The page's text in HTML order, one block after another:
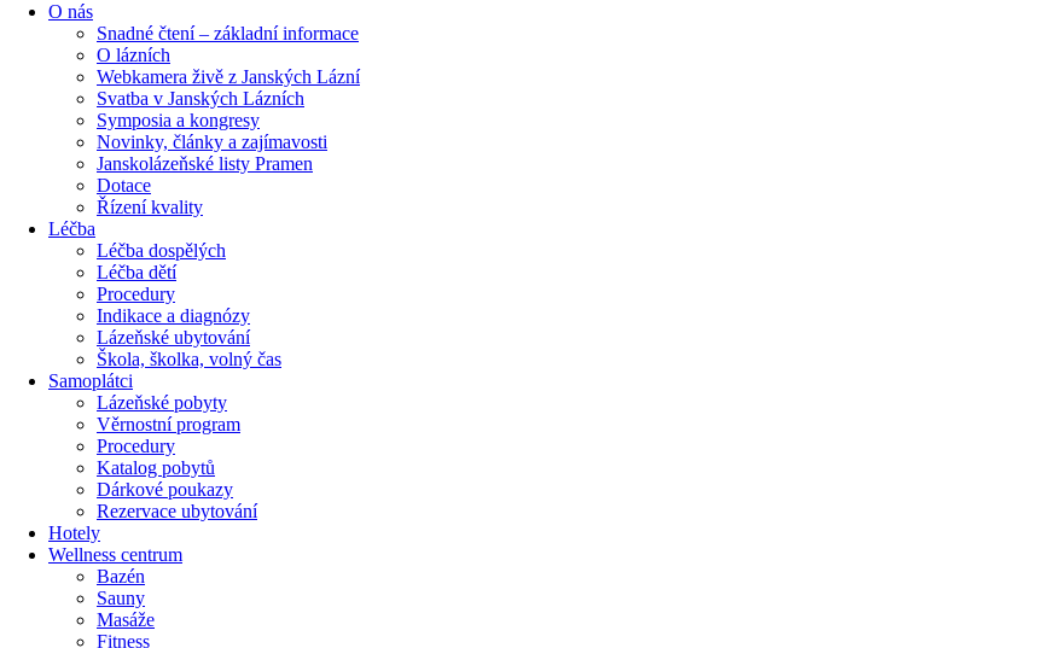
O nás
Snadné čtení – základní informace
O lázních
Webkamera živě z Janských Lázní
Svatba v Janských Lázních
Symposia a kongresy
Novinky, články a zajímavosti
Janskolázeňské listy Pramen
Dotace
Řízení kvality
Léčba
Léčba dospělých
Léčba dětí
Procedury
Indikace a diagnózy
Lázeňské ubytování
Škola, školka, volný čas
Samoplátci
Lázeňské pobyty
Věrnostní program
Procedury
Katalog pobytů
Dárkové poukazy​
Rezervace ubytování
Hotely
Wellness centrum
Bazén
Sauny
Masáže
Fitness